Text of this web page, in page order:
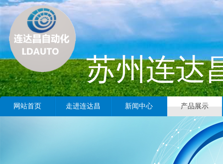
苏州连达
网站首页 走进连达昌 新闻中心 产品展示